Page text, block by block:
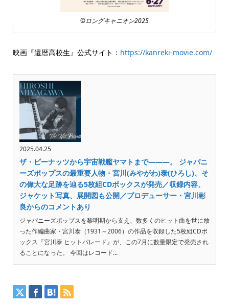
©ロングキャニオン2025
映画『還暦高校生』公式サイト： https://kanreki-movie.com/
2025.04.25
ザ・ピーナッツから宇宙戦艦ヤマトまで―――。 ジャパニ
ーズポップスの最重要人物・宮川(みやがわ)泰(ひろし)、そ
の偉大な足跡を辿る5枚組CDボックスが発売／収録内容、
ジャケット写真、展開図も公開／プロデューサー・宮川彬
良からのコメントあり
ジャパニーズポップスを黎明期から支え、数多くのヒット曲を世に放
った作編曲家・宮川泰（1931～2006）の作品を収録した5枚組CDボ
ックス『宮川泰 ヒットパレード』が、この7月に数量限定で発売され
ることになった。 今回はレコード...